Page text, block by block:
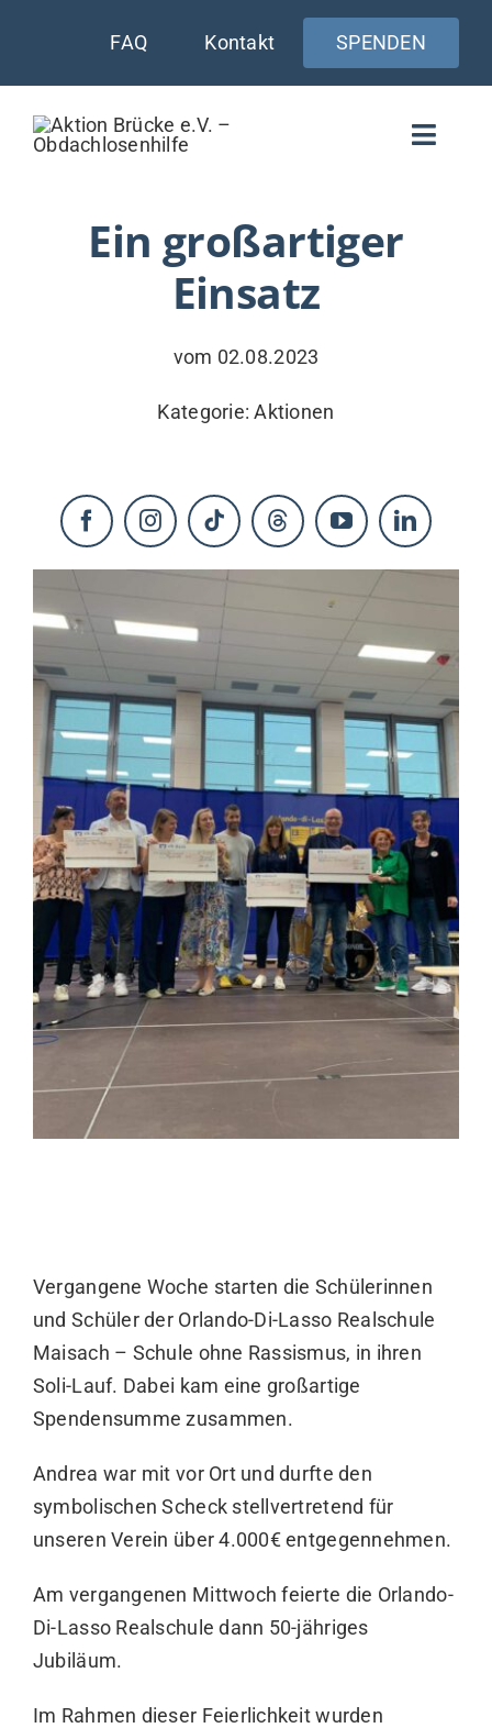
springen
FAQ Kontakt SPENDEN
Toggle
KONTAKT
Ein großartiger
Einsatz
vom 02.08.2023
Kategorie:Aktionen
Vergangene Woche starten die Schülerinnen
und Schüler der Orlando-Di-Lasso Realschule
Maisach – Schule ohne Rassismus, in ihren
Soli-Lauf. Dabei kam eine großartige
Spendensumme zusammen.
Andrea war mit vor Ort und durfte den
symbolischen Scheck stellvertretend für
unseren Verein über 4.000€ entgegennehmen.
Am vergangenen Mittwoch feierte die Orlando-
Di-Lasso Realschule dann 50-jähriges
Jubiläum.
Im Rahmen dieser Feierlichkeit wurden